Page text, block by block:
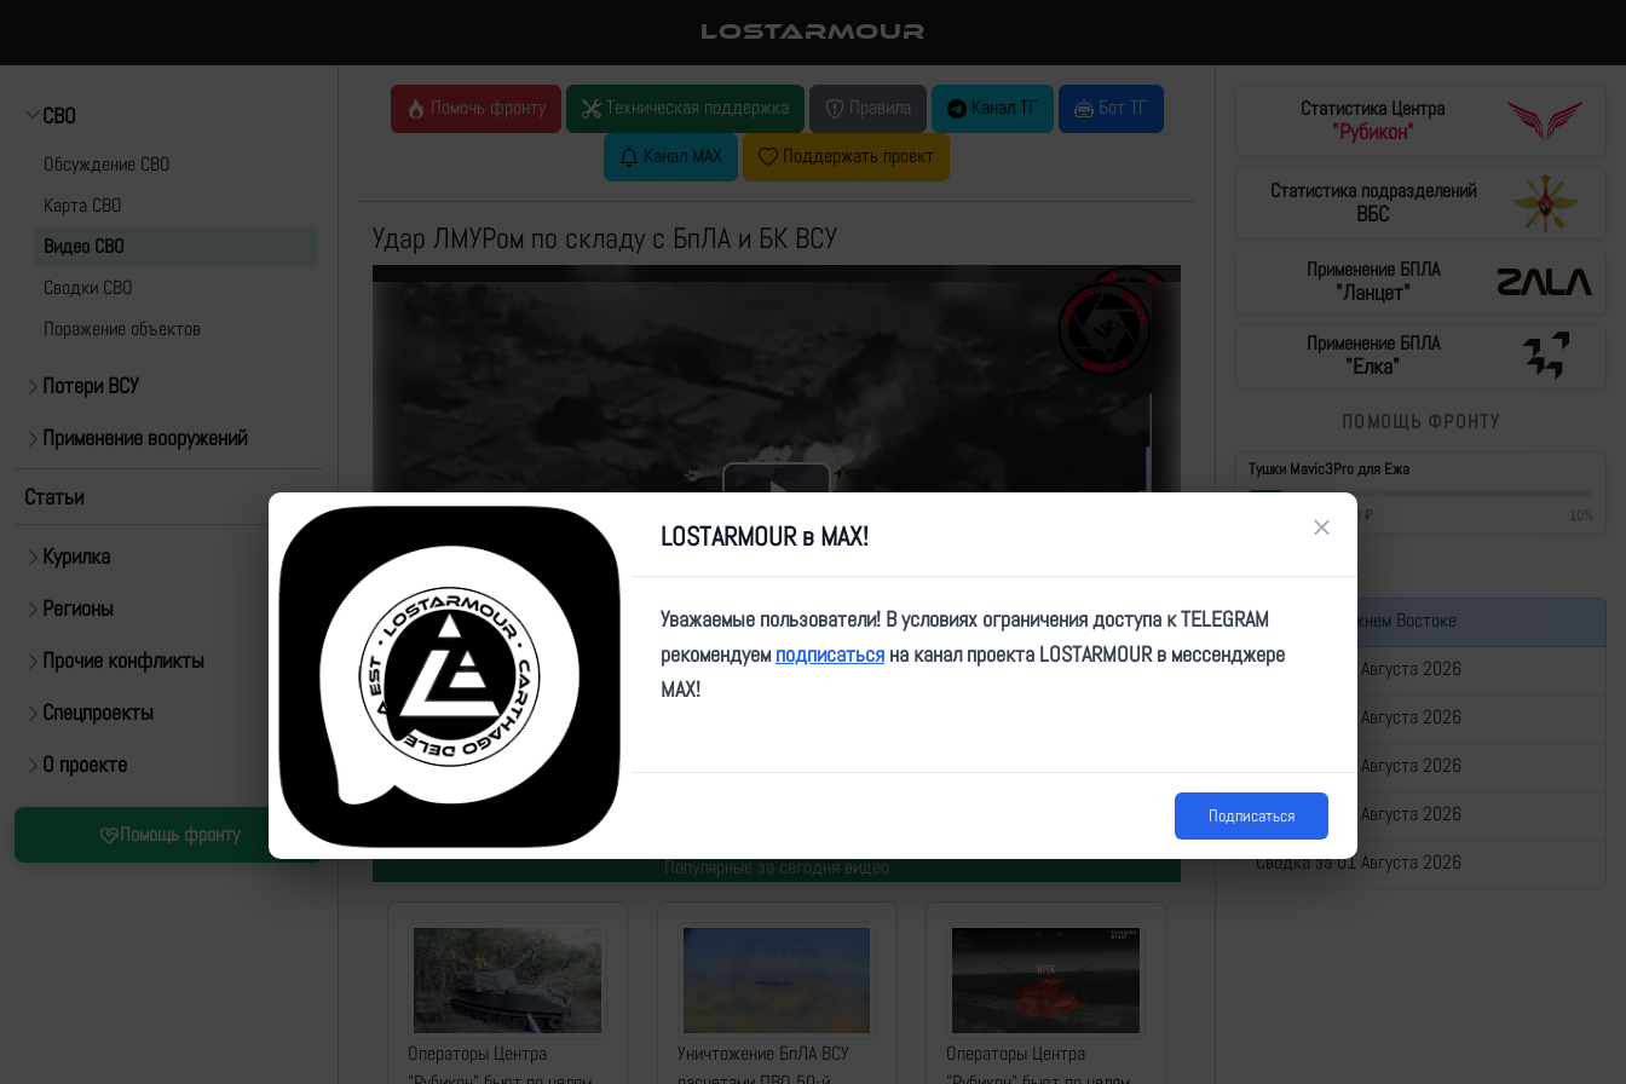
LOSTARMOUR
СВО
Обсуждение СВО
Карта СВО
Видео СВО
Cводки СВО
Поражение объектов
Потери ВСУ
Применение вооружений
Статьи
Курилка
Регионы
Прочие конфликты
Спецпроекты
О проекте
Помощь фронту
Помочь фронту Техническая поддержка Правила Канал ТГ
Бот ТГ
Канал MAX
Поддержать проект
Удар ЛМУРом по складу с БпЛА и БК ВСУ
Play
Video
Источник:https://t.me/bortzhyrnal/1213
ID:50217 Артем
Популярные за сегодня видео
Операторы Центра
Уничтожение БпЛА ВСУ
Операторы Центра
Статистика Центра
"Рубикон"
Статистика подразделений
ВБС
Применение БПЛА
"Ланцет"
Применение БПЛА
"Елка"
ПОМОЩЬ ФРОНТУ
Тушки Mavic3Pro для Ежа
430 000 ₽ 10%
Война на Ближнем Востоке
Сводка за 05 Августа 2026
Сводка за 04 Августа 2026
Сводка за 03 Августа 2026
Сводка за 02 Августа 2026
Сводка за 01 Августа 2026
LOSTARMOUR в MAX! ×
Уважаемые пользователи! В условиях ограничения доступа к TELEGRAM
рекомендуем подписаться на канал проекта LOSTARMOUR в мессенджере
MAX!
Подписаться